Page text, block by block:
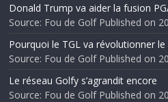
Donald Trump va aider la fusion
Source: Fou de Golf Published on
Pourquoi le TGL va révolutionner
Source: Fou de Golf Published on
Le réseau Golfy s’agrandit encore
Source: Fou de Golf Published on